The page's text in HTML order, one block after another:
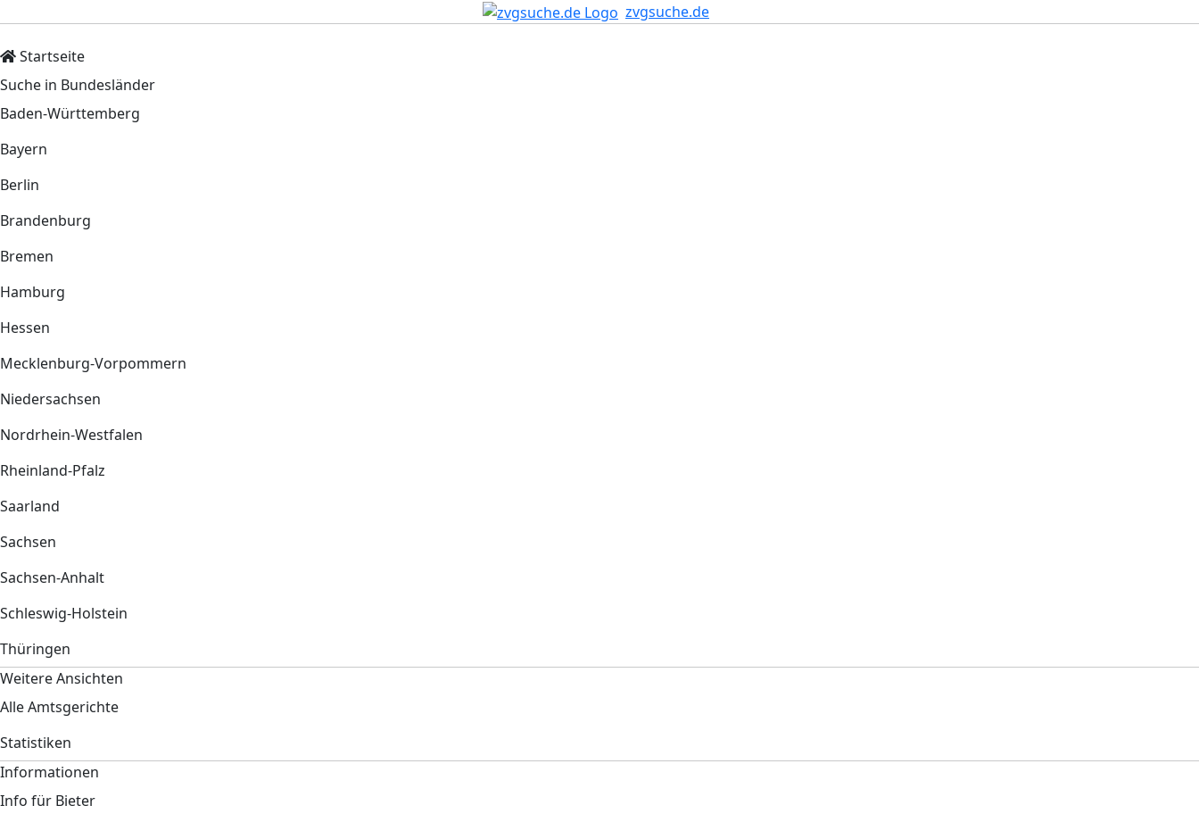
zvgsuche.de
Startseite
Suche in Bundesländer
Baden-Württemberg
Bayern
Berlin
Brandenburg
Bremen
Hamburg
Hessen
Mecklenburg-Vorpommern
Niedersachsen
Nordrhein-Westfalen
Rheinland-Pfalz
Saarland
Sachsen
Sachsen-Anhalt
Schleswig-Holstein
Thüringen
Weitere Ansichten
Alle Amtsgerichte
Statistiken
Informationen
Info für Bieter